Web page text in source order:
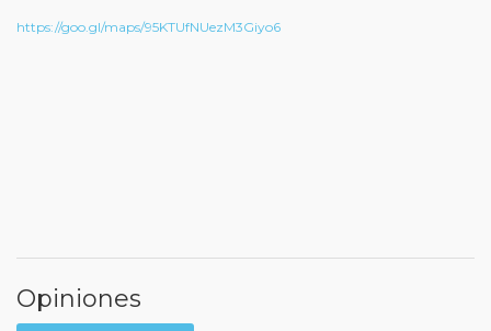
https://goo.gl/maps/95KTUfNUezM3Giyo6
Opiniones